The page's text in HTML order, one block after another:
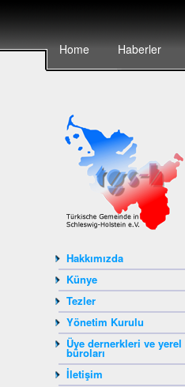
Home Haberler
Hakkımızda
Künye
Tezler
Yönetim Kurulu
Üye dernerkleri ve yerel
büroları
İletişim